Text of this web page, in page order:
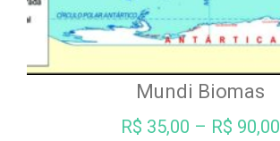
Mundi Biomas
R$ 35,00 – R$ 90,00